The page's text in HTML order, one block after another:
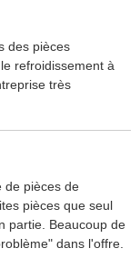
des pièces
refroidissement à
très
de pièces de
pièces que seul
partie. Beaucoup de
dans l'offre.